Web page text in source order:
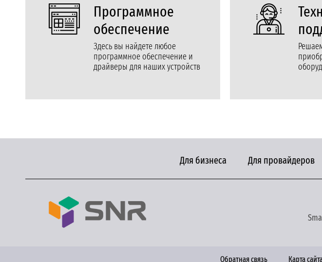
Программное
обеспечение
Здесь вы найдете любое
программное обеспечение и
драйверы для наших устройств
Для бизнеса Для провайдеров
Обратная связь Карта